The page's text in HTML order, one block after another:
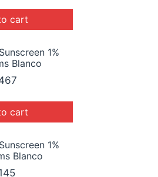
cart
1%
Blanco
cart
1%
Blanco